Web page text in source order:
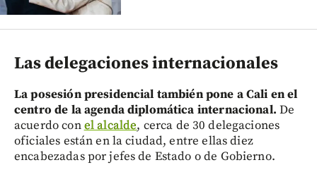
Las delegaciones internacionales
La posesión presidencial también pone a Cali en el
centro de la agenda diplomática internacional. De
acuerdo conel alcalde, cerca de 30 delegaciones
oficiales están en la ciudad, entre ellas diez
encabezadas por jefes de Estado o de Gobierno.